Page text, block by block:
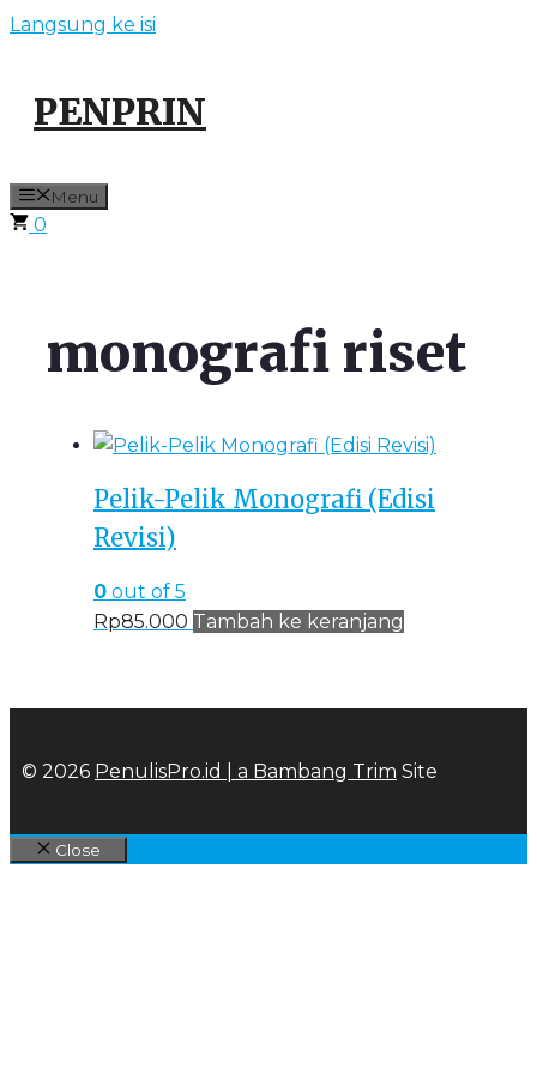
Langsung ke isi
PENPRIN
Menu
0
monografi riset
Pelik-Pelik Monografi (Edisi
Revisi)
0 out of 5
Rp85.000 Tambah ke keranjang
© 2026 PenulisPro.id | a Bambang Trim Site
Close